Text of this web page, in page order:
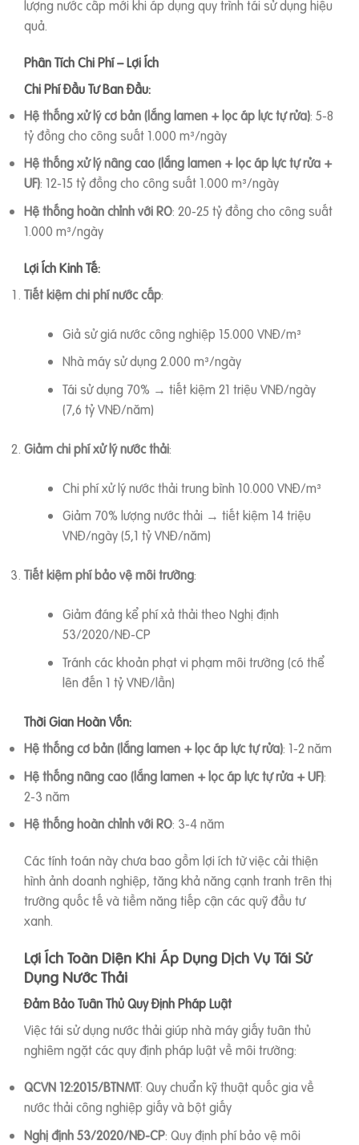
lượng nước cấp mới khi áp dụng quy trình tái sử dụng hiệu
quả.
Phân Tích Chi Phí – Lợi Ích
Chi Phí Đầu Tư Ban Đầu:
Hệ thống xử lý cơ bản (lắng lamen + lọc áp lực tự rửa): 5-8
tỷ đồng cho công suất 1.000 m³/ngày
Hệ thống xử lý nâng cao (lắng lamen + lọc áp lực tự rửa +
UF): 12-15 tỷ đồng cho công suất 1.000 m³/ngày
Hệ thống hoàn chỉnh với RO: 20-25 tỷ đồng cho công suất
1.000 m³/ngày
Lợi Ích Kinh Tế:
Tiết kiệm chi phí nước cấp:
Giả sử giá nước công nghiệp 15.000 VNĐ/m³
Nhà máy sử dụng 2.000 m³/ngày
Tái sử dụng 70% → tiết kiệm 21 triệu VNĐ/ngày
(7,6 tỷ VNĐ/năm)
Giảm chi phí xử lý nước thải:
Chi phí xử lý nước thải trung bình 10.000 VNĐ/m³
Giảm 70% lượng nước thải → tiết kiệm 14 triệu
VNĐ/ngày (5,1 tỷ VNĐ/năm)
Tiết kiệm phí bảo vệ môi trường:
Giảm đáng kể phí xả thải theo Nghị định
53/2020/NĐ-CP
Tránh các khoản phạt vi phạm môi trường (có thể
lên đến 1 tỷ VNĐ/lần)
Thời Gian Hoàn Vốn:
Hệ thống cơ bản (lắng lamen + lọc áp lực tự rửa): 1-2 năm
Hệ thống nâng cao (lắng lamen + lọc áp lực tự rửa + UF):
2-3 năm
Hệ thống hoàn chỉnh với RO: 3-4 năm
Các tính toán này chưa bao gồm lợi ích từ việc cải thiện
hình ảnh doanh nghiệp, tăng khả năng cạnh tranh trên thị
trường quốc tế và tiềm năng tiếp cận các quỹ đầu tư
xanh.
Lợi Ích Toàn Diện Khi Áp Dụng Dịch Vụ Tái Sử
Dụng Nước Thải
Đảm Bảo Tuân Thủ Quy Định Pháp Luật
Việc tái sử dụng nước thải giúp nhà máy giấy tuân thủ
nghiêm ngặt các quy định pháp luật về môi trường:
QCVN 12:2015/BTNMT: Quy chuẩn kỹ thuật quốc gia về
nước thải công nghiệp giấy và bột giấy
Nghị định 53/2020/NĐ-CP: Quy định phí bảo vệ môi